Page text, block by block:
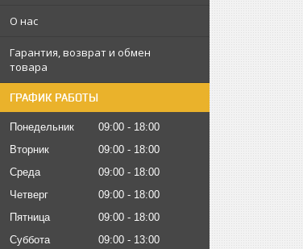
О нас
Гарантия, возврат и обмен
товара
ГРАФИК РАБОТЫ
Понедельник 09:00
18:00
Вторник
09:00
18:00
Среда
09:00
18:00
Четверг
09:00
18:00
Пятница
09:00
18:00
Суббота
09:00
13:00